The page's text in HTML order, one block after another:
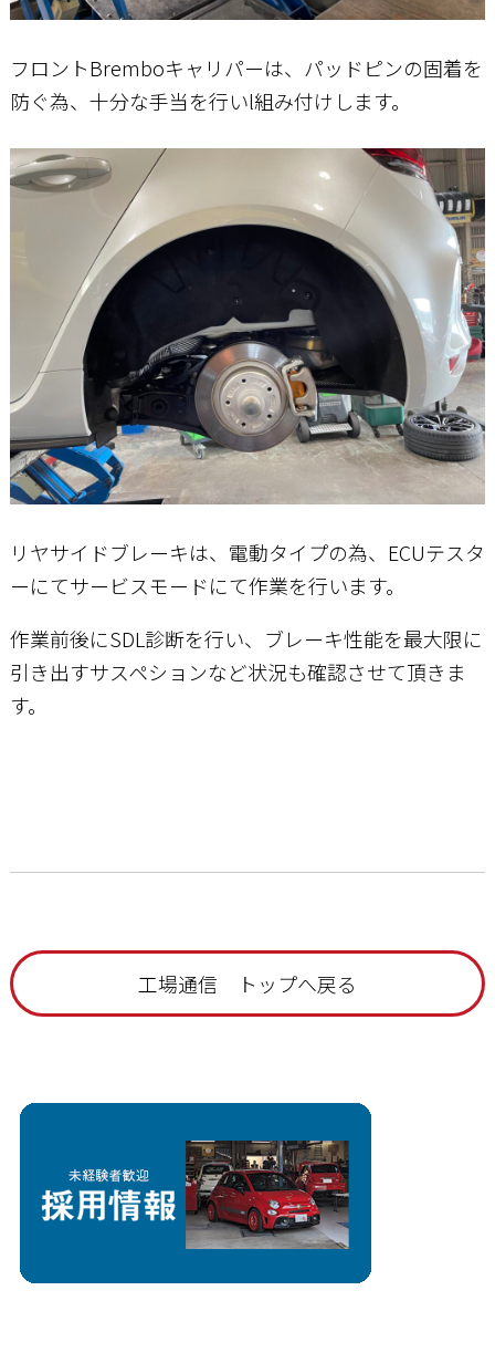
フロントBremboキャリパーは、パッドピンの固着を
防ぐ為、十分な手当を行いl組み付けします。
リヤサイドブレーキは、電動タイプの為、ECUテスタ
ーにてサービスモードにて作業を行います。
作業前後にSDL診断を行い、ブレーキ性能を最大限に
引き出すサスペションなど状況も確認させて頂きま
す。
工場通信 トップへ戻る